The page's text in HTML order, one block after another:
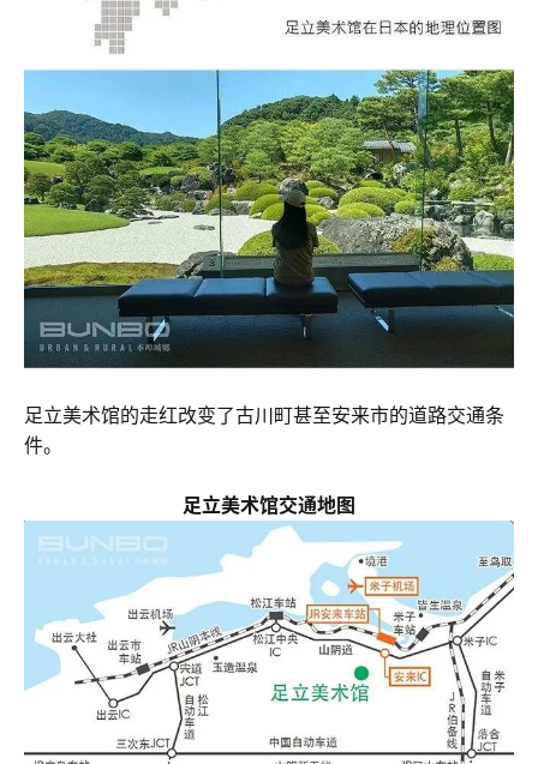
足立美术馆的走红改变了古川町甚至安来市的道路交通条
件。
足立美术馆交通地图